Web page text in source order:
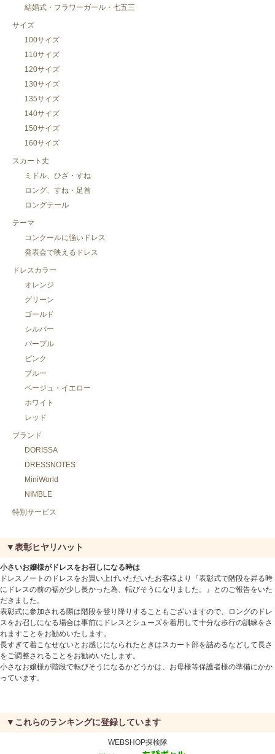
結婚式・フラワーガール・七五三
サイズ
100サイズ
110サイズ
120サイズ
130サイズ
135サイズ
140サイズ
150サイズ
160サイズ
スカート丈
ミドル、ひざ・すね
ロング、すね・足首
ロングテール
テーマ
コンクールに強いドレス
発表会で映えるドレス
ドレスカラー
オレンジ
グリーン
ゴールド
シルバー
パープル
ピンク
ブルー
ベージュ・イエロー
ホワイト
レッド
ブランド
DORISSA
DRESSNOTES
MiniWorld
NIMBLE
特別サービス
▼表彰ヒヤリハット
小さいお嬢様がドレスをお召しになる時は
ドレスノートのドレスをお買い上げいただいたお客様より『表彰式で階段を昇る時
にドレスの前の裾が少し長かった為、転びそうになりました。』とのご報告をいた
だきました。
表彰式に参加される際は階段を登り降りすることもございますので、ロングのドレ
スをお召しになる場合は事前にドレスとシューズを着用して十分な歩行の訓練をさ
れますことをお勧めいたします。
長すぎて着こなせないとお感じになられたときはスカート部を詰めるなどして長さ
をご調整されることをお勧めいたします。
小さなお嬢様が階段で転びそうになるかどうかは、お母様等保護者様の準備にかか
っています。
▼これらのランキングに登録しています
WEBSHOP探検隊